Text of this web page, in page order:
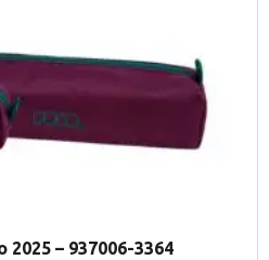
2025 – 937006-3364